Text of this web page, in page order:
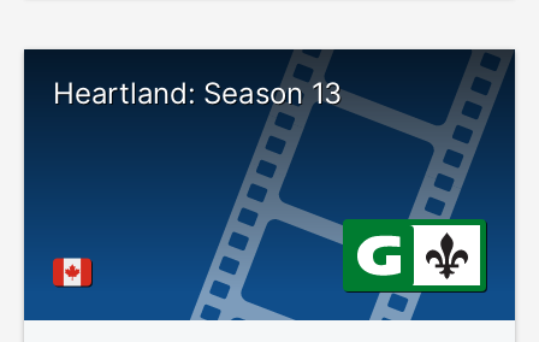
Heartland: Season 13